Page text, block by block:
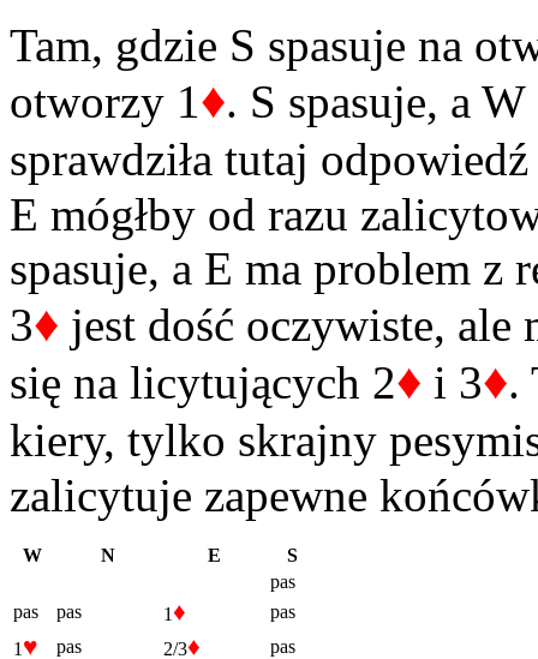
Tam, gdzie S spasuje na
otworzy 1♦. S spasuje, a
sprawdziła tutaj
E mógłby od razu
spasuje, a E ma problem z
3♦ jest dość oczywiste, ale
się na licytujących 2♦ i 3♦.
kiery, tylko skrajny
zalicytuje zapewne
W N E
S
pas
pas
pas 1♦
pas
1 ♥ pas 2/3♦
pas